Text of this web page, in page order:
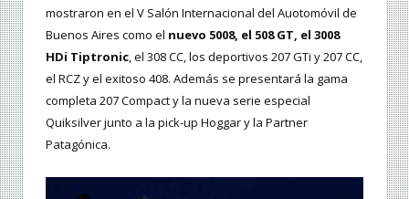
mostraron en el V Salón Internacional del Auotomóvil de
Buenos Aires como el nuevo 5008, el 508 GT, el 3008
HDi Tiptronic, el 308 CC, los deportivos 207 GTi y 207 CC,
el RCZ y el exitoso 408. Además se presentará la gama
completa 207 Compact y la nueva serie especial
Quiksilver junto a la pick-up Hoggar y la Partner
Patagónica.